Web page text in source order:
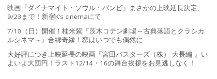
映画『ダイナマイト・ソウル・バンビ』まさかの上映延長決定、
9/23まで！新宿K’s cinemaにて
7/10（日）開催！桂米紫『茨木コテン劇場～古典落語とクラシカ
ルシネマ～』合縁奇縁！恋はいつでも偶然に
大好評につき上映延長の映画『宮田バスターズ（株）-大長編-』い
よいよ大団円！ラスト12/14・16の舞台挨拶をお見逃しなく！